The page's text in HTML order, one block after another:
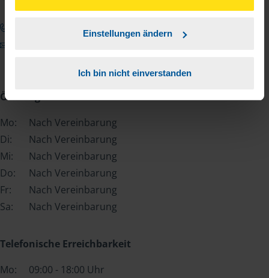
unserer
Einstellungen ändern
Ich bin nicht einverstanden
Öffnungszeiten
Mo:
Nach Vereinbarung
Di:
Nach Vereinbarung
Mi:
Nach Vereinbarung
Do:
Nach Vereinbarung
Fr:
Nach Vereinbarung
Sa:
Nach Vereinbarung
Telefonische Erreichbarkeit
Mo:
09:00 - 18:00 Uhr